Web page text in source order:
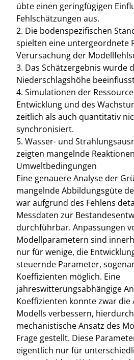
übte einen geringfügigen
Fehlschätzungen aus.
2. Die bodenspezifischen
spielten eine untergeordnete
Verursachung der
3. Das Schätzergebnis wurde
Niederschlagshöhe
4. Simulationen der
Entwicklung und des
zeitlich als auch quantitativ
synchronisiert.
5. Wasser- und
zeigten mangelnde
Umweltbedingungen
Eine genauere Analyse der
mangelnde Abbildungsgüte
war aufgrund des Fehlens
Messdaten zur
durchführbar. Anpassungen
Modellparametern sind
nur für wenige, die
steuernde Parameter,
Koeffizienten möglich. Eine
jahreswitterungsabhängige
Koeffizienten konnte zwar die
Modells verbessern,
mechanistische Ansatz des
Frage gestellt. Diese
eigentlich nur für